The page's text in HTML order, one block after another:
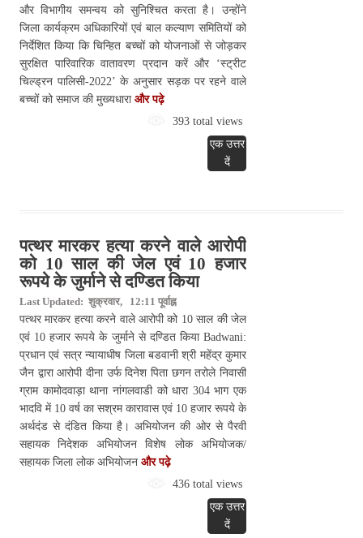
और विभागीय समन्वय को सुनिश्चित करता है। उन्होंने
जिला कार्यक्रम अधिकारियों एवं बाल कल्याण समितियों को
निर्देशित किया कि चिन्हित बच्चों को योजनाओं से जोड़कर
सुरक्षित पारिवारिक वातावरण प्रदान करें और ‘स्ट्रीट
चिल्ड्रन पालिसी-2022’ के अनुसार सड़क पर रहने वाले
बच्चों को समाज की मुख्यधारा और पढ़े
393 total views
एक उत्तर
दें
पत्थर मारकर हत्या करने वाले आरोपी
को 10 साल की जेल एवं 10 हजार
रूपये के जुर्माने से दण्डित किया
Last Updated: शुक्रवार, 12:11 पूर्वाह्न
पत्थर मारकर हत्या करने वाले आरोपी को 10 साल की जेल
एवं 10 हजार रूपये के जुर्माने से दण्डित किया Badwani:
प्रधान एवं सत्र न्यायाधीष जिला बडवानी श्री महेंद्र कुमार
जैन द्वारा आरोपी दीना उर्फ दिनेश पिता छगन तरोले निवासी
ग्राम कामोदवाड़ा थाना नांगलवाडी को धारा 304 भाग एक
भादवि में 10 वर्ष का सश्रम कारावास एवं 10 हजार रूपये के
अर्थदंड से दंडित किया है। अभियोजन की ओर से पैरवी
सहायक निदेशक अभियोजन विशेष लोक अभियोजक/
सहायक जिला लोक अभियोजन और पढ़े
436 total views
एक उत्तर
दें